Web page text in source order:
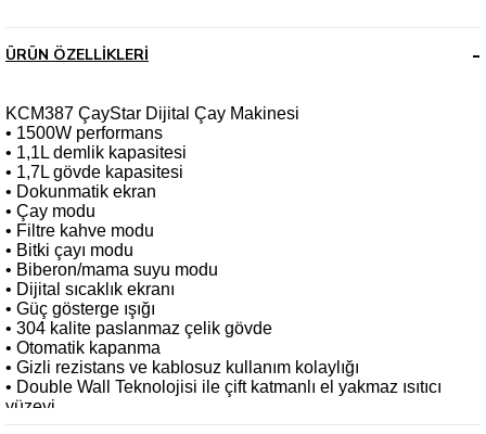
ÜRÜN ÖZELLIKLERI
KCM387 ÇayStar Dijital Çay Makinesi
• 1500W performans
• 1,1L demlik kapasitesi
• 1,7L gövde kapasitesi
• Dokunmatik ekran
• Çay modu
• Filtre kahve modu
• Bitki çayı modu
• Biberon/mama suyu modu
• Dijital sıcaklık ekranı
• Güç gösterge ışığı
• 304 kalite paslanmaz çelik gövde
• Otomatik kapanma
• Gizli rezistans ve kablosuz kullanım kolaylığı
• Double Wall Teknolojisi ile çift katmanlı el yakmaz ısıtıcı
yüzeyi